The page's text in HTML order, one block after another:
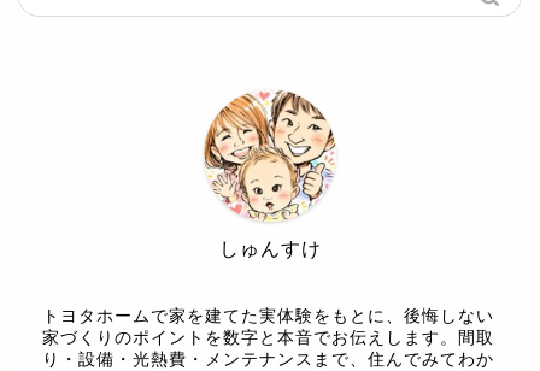
しゅんすけ
トヨタホームで家を建てた実体験をもとに、後悔しない
家づくりのポイントを数字と本音でお伝えします。間取
り・設備・光熱費・メンテナンスまで、住んでみてわか